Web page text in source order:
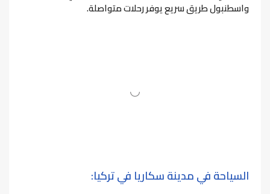
واسطنبول طريق سريع يوفر رحلات متواصلة.
السياحة في مدينة سكاريا في تركيا: